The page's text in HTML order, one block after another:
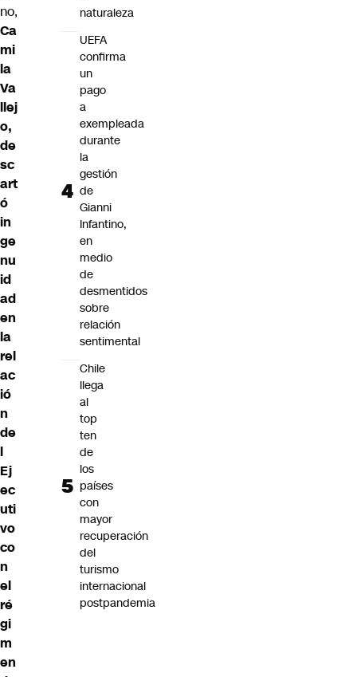
no,
Ca
mi
la
Va
llej
o,
de
sc
art
ó
in
ge
nu
id
ad
en
la
rel
ac
ió
n
de
l
Ej
ec
uti
vo
co
n
el
ré
gi
m
en
naturaleza
UEFA
confirma
un
pago
a
exempleada
durante
la
gestión
de
Gianni
Infantino,
en
medio
de
desmentidos
sobre
relación
sentimental
Chile
llega
al
top
ten
de
los
países
con
mayor
recuperación
del
turismo
internacional
postpandemia